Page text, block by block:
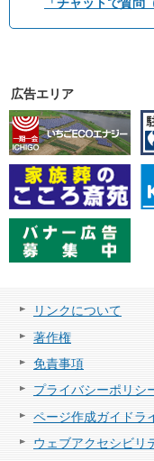
広告エリア
リンクについて
著作権
免責事項
プライバシーポリシ
ページ作成ガイドラ
ウェブアクセシビリ